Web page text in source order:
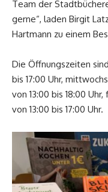
Team der
gerne“, laden Birgit
Hartmann zu einem
Die Öffnungszeiten
bis 17:00 Uhr,
von 13:00 bis 18:00
von 13:00 bis 17:00 Uhr.